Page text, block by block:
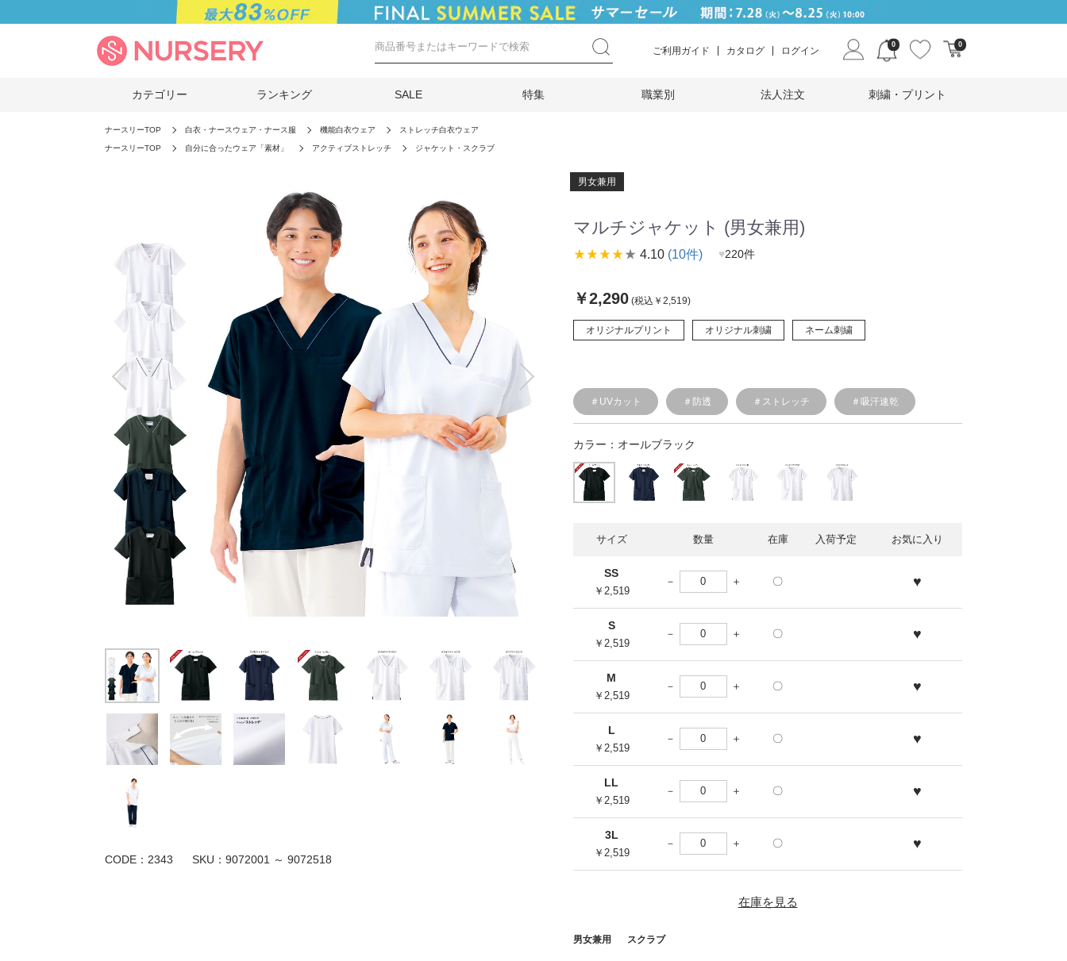
ご利用ガイド カタログ ログイン
0 0
カテゴリー ランキング SALE 特集 職業別 法人注文 刺繍・プリント
ナースリーTOP 白衣・ナースウェア・ナース服 機能白衣ウェア ストレッチ白衣ウェア
ナースリーTOP 自分に合ったウェア「素材」 アクティブストレッチ ジャケット・スクラブ
CODE：2343 SKU： 9072001 ～ 9072518
男女兼用
マルチジャケット (男女兼用)
star_ratestar_ratestar_ratestar_ratestar_rate 4.10 (10件) ♥220件
￥2,290 (税込￥2,519)
オリジナルプリント オリジナル刺繍 ネーム刺繍
＃UVカット ＃防透 ＃ストレッチ ＃吸汗速乾
カラー： オールブラック
サイズ 数量 在庫 入荷予定 お気に入り
SS
￥2,519
〇 ♥
S
￥2,519
〇 ♥
M
￥2,519
〇 ♥
L
￥2,519
〇 ♥
LL
￥2,519
〇 ♥
3L
￥2,519
〇 ♥
在庫を見る
男女兼用 スクラブ